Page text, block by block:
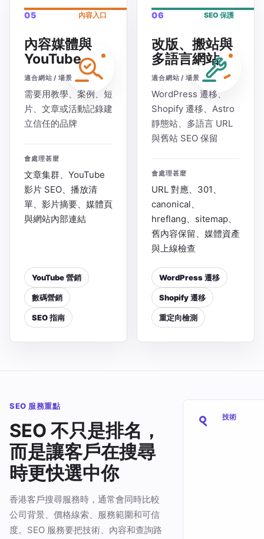
05 內容入口
內容媒體與
YouTube
適合網站 / 場景
需要用教學、案例、短
片、文章或活動記錄建
立信任的品牌
會處理甚麼
文章集群、YouTube
影片 SEO、播放清
單、影片摘要、媒體頁
與網站內部連結
YouTube 營銷
數碼營銷
SEO 指南
06 SEO 保護
改版、搬站與
多語言網站
適合網站 / 場景
WordPress 遷移、
Shopify 遷移、Astro
靜態站、多語言 URL
與舊站 SEO 保留
會處理甚麼
URL 對應、301、
canonical、
hreflang、sitemap、
舊內容保留、媒體資產
與上線檢查
WordPress 遷移
Shopify 遷移
重定向檢測
SEO 服務重點
SEO 不只是排名，
而是讓客戶在搜尋
時更快選中你
香港客戶搜尋服務時，通常會同時比較
公司背景、價格線索、服務範圍和可信
度。SEO 服務要把技術、內容和查詢路
技術